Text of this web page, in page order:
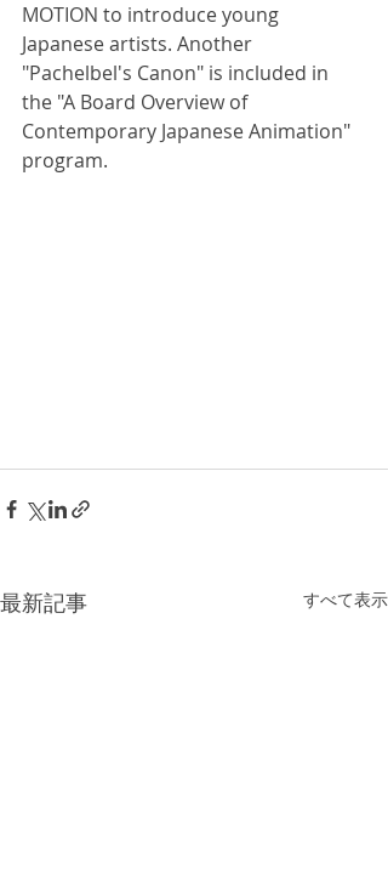
MOTION to introduce young
Japanese artists. Another
"Pachelbel's Canon" is included in
the "A Board Overview of
Contemporary Japanese Animation"
program.
最新記事 すべて表示